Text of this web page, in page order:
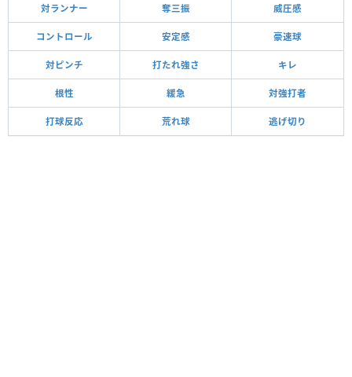
対ランナー 奪三振 威圧感
コントロール 安定感 豪速球
対ピンチ 打たれ強さ キレ
根性 緩急 対強打者
打球反応 荒れ球 逃げ切り